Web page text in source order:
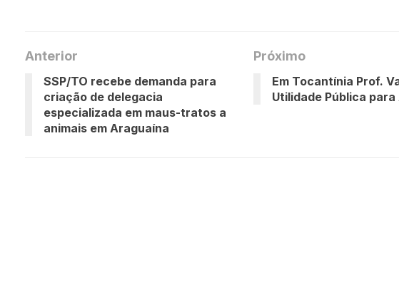
Anterior
SSP/TO recebe demanda para
criação de delegacia
especializada em maus-tratos a
animais em Araguaína
Próximo
Em Tocantínia Prof.
Utilidade Pública